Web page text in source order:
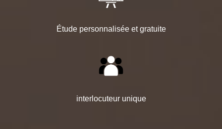
Étude personnalisée et gratuite
interlocuteur unique